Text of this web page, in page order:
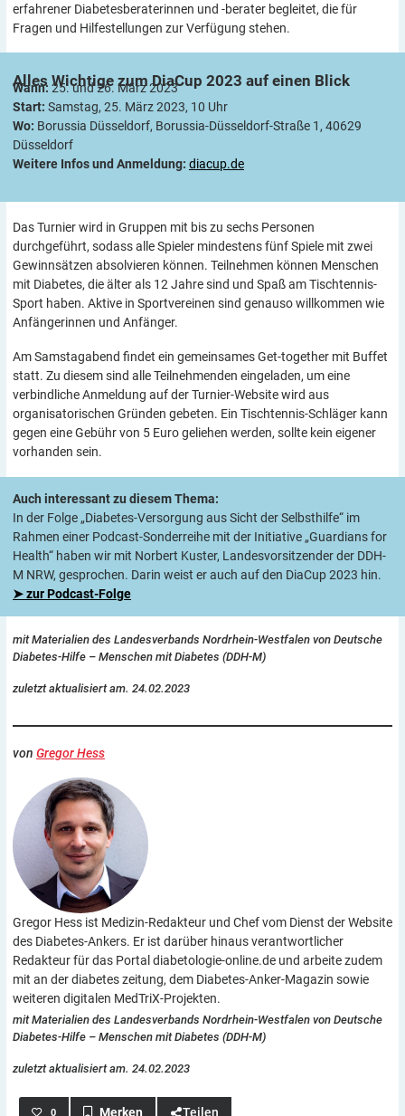
erfahrener Diabetesberaterinnen und -berater begleitet, die für
Fragen und Hilfestellungen zur Verfügung stehen.
Alles Wichtige zum DiaCup 2023 auf einen Blick
Wann: 25. und 26. März 2023
Start: Samstag, 25. März 2023, 10 Uhr
Wo: Borussia Düsseldorf, Borussia-Düsseldorf-Straße 1, 40629
Düsseldorf
Weitere Infos und Anmeldung: diacup.de
Das Turnier wird in Gruppen mit bis zu sechs Personen
durchgeführt, sodass alle Spieler mindestens fünf Spiele mit zwei
Gewinnsätzen absolvieren können. Teilnehmen können Menschen
mit Diabetes, die älter als 12 Jahre sind und Spaß am Tischtennis-
Sport haben. Aktive in Sportvereinen sind genauso willkommen wie
Anfängerinnen und Anfänger.
Am Samstagabend findet ein gemeinsames Get-together mit Buffet
statt. Zu diesem sind alle Teilnehmenden eingeladen, um eine
verbindliche Anmeldung auf der Turnier-Website wird aus
organisatorischen Gründen gebeten. Ein Tischtennis-Schläger kann
gegen eine Gebühr von 5 Euro geliehen werden, sollte kein eigener
vorhanden sein.
Auch interessant zu diesem Thema:
In der Folge „Diabetes-Versorgung aus Sicht der Selbsthilfe“ im
Rahmen einer Podcast-Sonderreihe mit der Initiative „Guardians for
Health“ haben wir mit Norbert Kuster, Landesvorsitzender der DDH-
M NRW, gesprochen. Darin weist er auch auf den DiaCup 2023 hin.
➤ zur Podcast-Folge
mit Materialien des Landesverbands Nordrhein-Westfalen von Deutsche
Diabetes-Hilfe – Menschen mit Diabetes (DDH-M)
zuletzt aktualisiert am. 24.02.2023
von Gregor Hess
Gregor Hess ist Medizin-Redakteur und Chef vom Dienst der Website
des Diabetes-Ankers. Er ist darüber hinaus verantwortlicher
Redakteur für das Portal diabetologie-online.de und arbeite zudem
mit an der diabetes zeitung, dem Diabetes-Anker-Magazin sowie
weiteren digitalen MedTriX-Projekten.
mit Materialien des Landesverbands Nordrhein-Westfalen von Deutsche
Diabetes-Hilfe – Menschen mit Diabetes (DDH-M)
zuletzt aktualisiert am. 24.02.2023
0 Teilen